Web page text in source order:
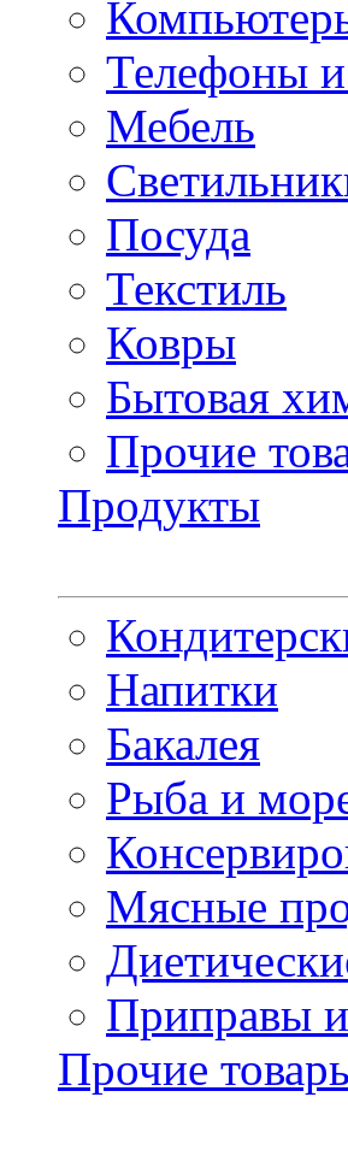
Телефоны и
Мебель
Посуда
Текстиль
Ковры
Бытовая
Прочие
Продукты
Напитки
Бакалея
Рыба и
Мясные
Приправы
Прочие